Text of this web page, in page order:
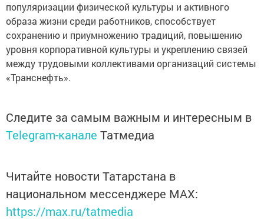
популяризации физической культуры и активного
образа жизни среди работников, способствует
сохранению и приумножению традиций, повышению
уровня корпоративной культуры и укреплению связей
между трудовыми коллективами организаций системы
«Транснефть».
Следите за самым важным и интересным в
Telegram-канале Татмедиа
Читайте новости Татарстана в
национальном мессенджере MАХ:
https://max.ru/tatmedia